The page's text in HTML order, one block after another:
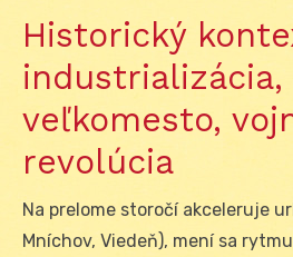
Historický
industrializácia,
veľkomesto,
revolúcia
Na prelome storočí akceleruje
Mníchov, Viedeň), mení sa